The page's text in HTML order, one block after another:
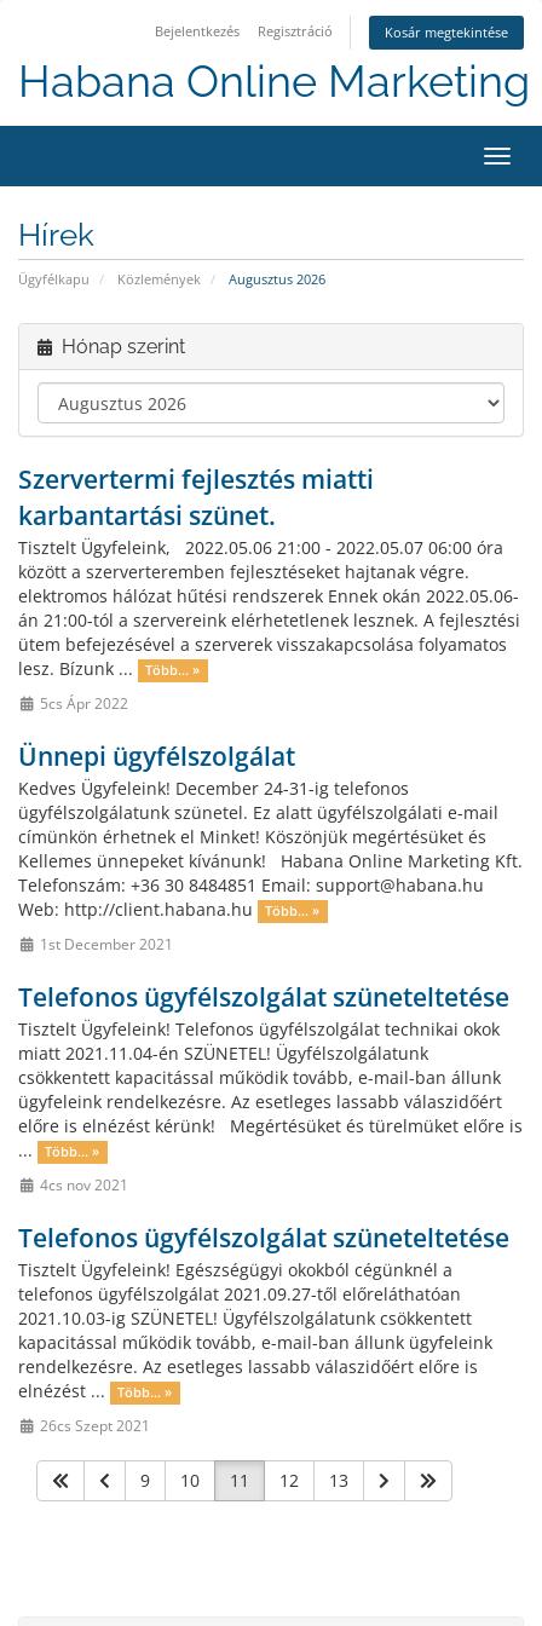
Bejelentkezés Regisztráció Kosár megtekintése
Habana Online Marketing
a
Hírek
Ügyfélkapu Közlemények Augusztus 2026
Hónap szerint
Szervertermi fejlesztés miatti
karbantartási szünet.
Tisztelt Ügyfeleink, 2022.05.06 21:00 - 2022.05.07 06:00 óra
között a szerverteremben fejlesztéseket hajtanak végre.
elektromos hálózat hűtési rendszerek Ennek okán 2022.05.06-
án 21:00-tól a szervereink elérhetetlenek lesznek. A fejlesztési
ütem befejezésével a szerverek visszakapcsolása folyamatos
lesz. Bízunk ...
Több... »
5cs Ápr 2022
Ünnepi ügyfélszolgálat
Kedves Ügyfeleink! December 24-31-ig telefonos
ügyfélszolgálatunk szünetel. Ez alatt ügyfélszolgálati e-mail
címünkön érhetnek el Minket! Köszönjük megértésüket és
Kellemes ünnepeket kívánunk! Habana Online Marketing Kft.
Telefonszám: +36 30 8484851 Email: support@habana.hu
Web: http://client.habana.hu
Több... »
1st December 2021
Telefonos ügyfélszolgálat szüneteltetése
Tisztelt Ügyfeleink! Telefonos ügyfélszolgálat technikai okok
miatt 2021.11.04-én SZÜNETEL! Ügyfélszolgálatunk
csökkentett kapacitással működik tovább, e-mail-ban állunk
ügyfeleink rendelkezésre. Az esetleges lassabb válaszidőért
előre is elnézést kérünk! Megértésüket és türelmüket előre is
...
Több... »
4cs nov 2021
Telefonos ügyfélszolgálat szüneteltetése
Tisztelt Ügyfeleink! Egészségügyi okokból cégünknél a
telefonos ügyfélszolgálat 2021.09.27-től előreláthatóan
2021.10.03-ig SZÜNETEL! Ügyfélszolgálatunk csökkentett
kapacitással működik tovább, e-mail-ban állunk ügyfeleink
rendelkezésre. Az esetleges lassabb válaszidőért előre is
elnézést ...
Több... »
26cs Szept 2021
9 10 11 12 13